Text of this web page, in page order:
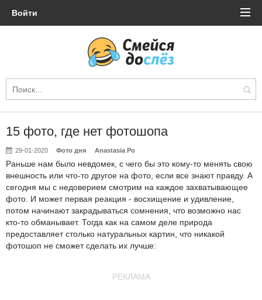
Войти
15 фото, где нет фотошопа
29-01-2020 Фото дня Anastasia Po
Раньше нам было невдомек, с чего бы это кому-то менять свою
внешность или что-то другое на фото, если все знают правду. А
сегодня мы с недоверием смотрим на каждое захватывающее
фото. И может первая реакция - восхищение и удивление,
потом начинают закрадываться сомнения, что возможно нас
кто-то обманывает. Тогда как на самом деле природа
предоставляет столько натуральных картин, что никакой
фотошоп не сможет сделать их лучше:
РЕКЛАМА